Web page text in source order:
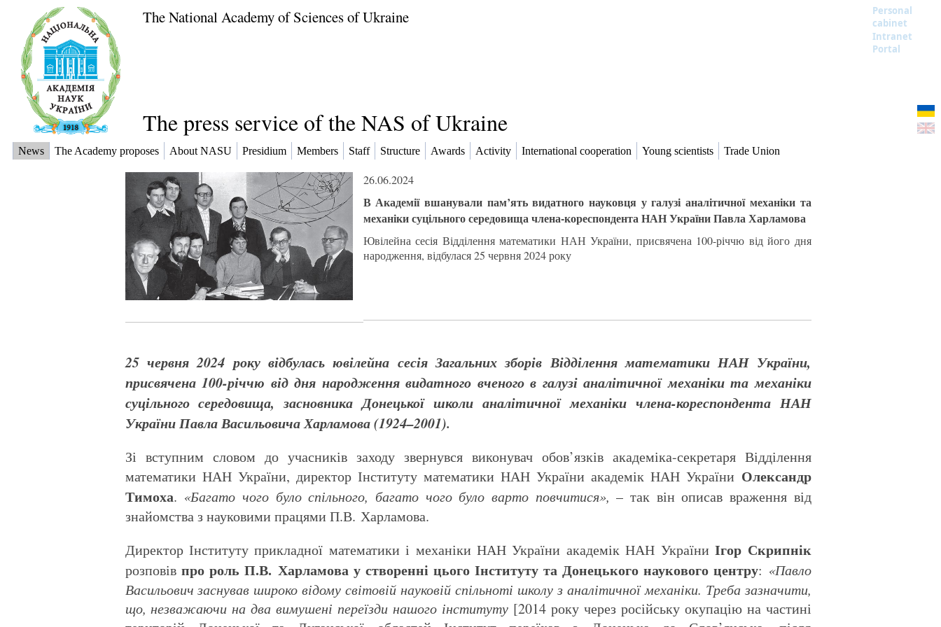
The National Academy of Sciences of Ukraine
Personal
cabinet
Intranet
Portal
The press service of the NAS of Ukraine
News The Academy proposes About NASU Presidium Members Staff Structure Awards Activity International cooperation Young scientists Trade Union
26.06.2024
В Академії вшанували пам’ять видатного науковця у галузі аналітичної механіки та
механіки суцільного середовища члена-кореспондента НАН України Павла Харламова
Ювілейна сесія Відділення математики НАН України, присвячена 100-річчю від його дня
народження, відбулася 25 червня 2024 року
25 червня 2024 року відбулась ювілейна сесія Загальних зборів Відділення математики НАН України,
присвячена 100-річчю від дня народження видатного вченого в галузі аналітичної механіки та механіки
суцільного середовища, засновника Донецької школи аналітичної механіки члена-кореспондента НАН
України Павла Васильовича Харламова (1924–2001).
Зі вступним словом до учасників заходу звернувся виконувач обов’язків академіка-секретаря Відділення
математики НАН України, директор Інституту математики НАН України академік НАН України Олександр
Тимоха. «Багато чого було спільного, багато чого було варто повчитися», – так він описав враження від
знайомства з науковими працями П.В. Харламова.
Директор Інституту прикладної математики і механіки НАН України академік НАН УкраїниІгор Скрипнік
розповів про роль П.В. Харламова у створенні цього Інституту та Донецького наукового центру: «Павло
Васильович заснував широко відому світовій науковій спільноті школу з аналітичної механіки. Треба зазначити,
що, незважаючи на два вимушені переїзди нашого інституту [2014 року через російську окупацію на частині